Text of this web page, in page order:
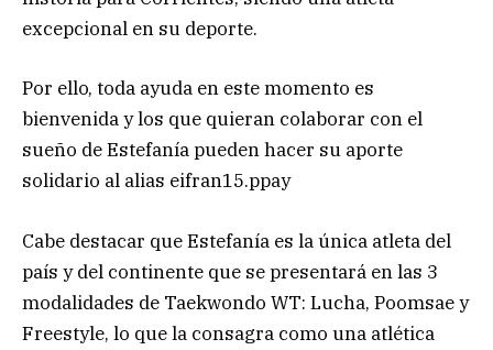
excepcional en su deporte.
Por ello, toda ayuda en este momento es
bienvenida y los que quieran colaborar con el
sueño de Estefanía pueden hacer su aporte
solidario al alias eifran15.ppay
Cabe destacar que Estefanía es la única atleta del
país y del continente que se presentará en las 3
modalidades de Taekwondo WT: Lucha, Poomsae y
Freestyle, lo que la consagra como una atlética